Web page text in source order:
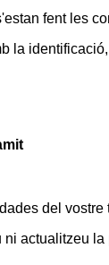
fent les
la
del vostre
ni actualitzeu la